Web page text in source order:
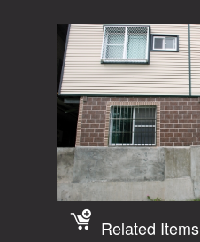
Related Items